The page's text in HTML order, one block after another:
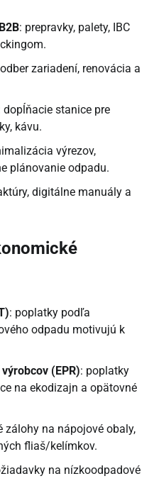
: prepravky, palety, IBC
zariadení, renovácia a
dopĺňacie stanice pre
kávu.
výrezov,
plánovanie odpadu.
digitálne manuály a
: poplatky podľa
odpadu motivujú k
(EPR): poplatky
na ekodizajn a opätovné
zálohy na nápojové obaly,
fliaš/kelímkov.
na nízkoodpadové